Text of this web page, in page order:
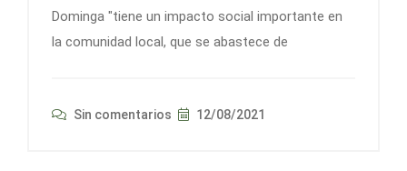
Dominga "tiene un impacto social importante en
la comunidad local, que se abastece de
Sin comentarios 12/08/2021